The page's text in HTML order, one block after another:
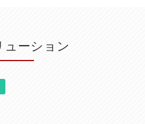
ューション